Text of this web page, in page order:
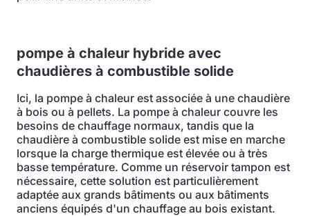
pompe à chaleur hybride avec
chaudières à combustible solide
Ici, la pompe à chaleur est associée à une chaudière
à bois ou à pellets. La pompe à chaleur couvre les
besoins de chauffage normaux, tandis que la
chaudière à combustible solide est mise en marche
lorsque la charge thermique est élevée ou à très
basse température. Comme un réservoir tampon est
nécessaire, cette solution est particulièrement
adaptée aux grands bâtiments ou aux bâtiments
anciens équipés d'un chauffage au bois existant.